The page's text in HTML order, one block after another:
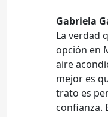
Gabriela
La verdad
opción en
aire
mejor es
trato es
confianza.